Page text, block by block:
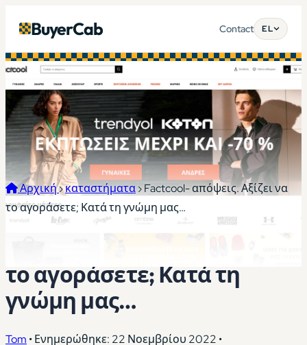
BuyerCab Contact EL
Αρχική›καταστήματα›Factcool- απόψεις. Αξίζει να
το αγοράσετε; Κατά τη γνώμη μας…
το αγοράσετε; Κατά τη
γνώμη μας…
Tom •Ενημερώθηκε: 22 Νοεμβρίου 2022 •